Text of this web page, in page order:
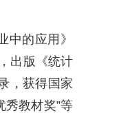
的应用》
出版《统计
，获得国家
秀教材奖”等